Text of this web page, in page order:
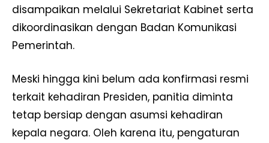
disampaikan melalui Sekretariat Kabinet serta
dikoordinasikan dengan Badan Komunikasi
Pemerintah.
Meski hingga kini belum ada konfirmasi resmi
terkait kehadiran Presiden, panitia diminta
tetap bersiap dengan asumsi kehadiran
kepala negara. Oleh karena itu, pengaturan